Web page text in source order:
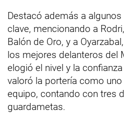
Destacó además a
clave, mencionando a
Balón de Oro, y a
los mejores delanteros del
elogió el nivel y la
valoró la portería como
equipo, contando con tres
guardametas.